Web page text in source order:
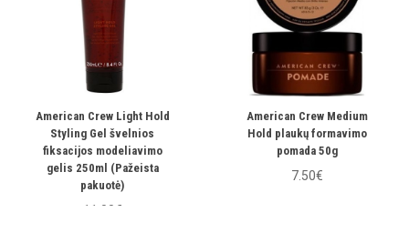
American Crew Light Hold
Styling Gel švelnios
fiksacijos modeliavimo
gelis 250ml (Pažeista
pakuotė)
11.00€
American Crew Medium
Hold plaukų formavimo
pomada 50g
7.50€